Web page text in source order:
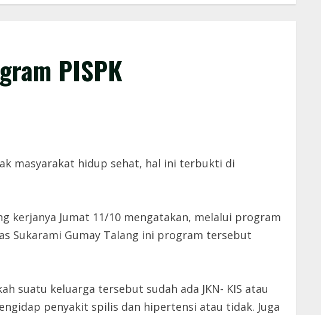
PISPK
masyarakat hidup sehat, hal ini terbukti di
kerjanya Jumat 11/10 mengatakan, melalui program
Sukarami Gumay Talang ini program tersebut
suatu keluarga tersebut sudah ada JKN- KIS atau
penyakit spilis dan hipertensi atau tidak. Juga